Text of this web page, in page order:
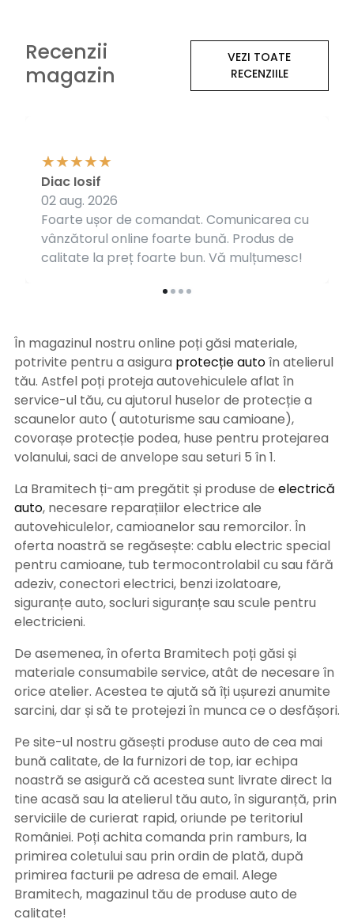
Recenzii
magazin
VEZI TOATE
RECENZIILE
Foarte ușor de comandat. Comunicarea cu
vânzătorul online foarte bună. Produs de
calitate la preț foarte bun. Vă mulțumesc!
Diac Iosif
02 aug. 2026
În magazinul nostru online poți găsi materiale,
potrivite pentru a asigura protecție autoîn atelierul
tău. Astfel poți proteja autovehiculele aflat în
service-ul tău, cu ajutorul huselor de protecție a
scaunelor auto ( autoturisme sau camioane),
covorașe protecție podea, huse pentru protejarea
volanului, saci de anvelope sau seturi 5 în 1.
La Bramitech ți-am pregătit și produse de electrică
auto, necesare reparațiilor electrice ale
autovehiculelor, camioanelor sau remorcilor. În
oferta noastră se regăsește: cablu electric special
pentru camioane, tub termocontrolabil cu sau fără
adeziv, conectori electrici, benzi izolatoare,
siguranțe auto, socluri siguranțe sau scule pentru
electricieni.
De asemenea, în oferta Bramitech poți găsi și
materiale consumabile service, atât de necesare în
orice atelier. Acestea te ajută să îți ușurezi anumite
sarcini, dar și să te protejezi în munca ce o desfășori.
Pe site-ul nostru găsești produse auto de cea mai
bună calitate, de la furnizori de top, iar echipa
noastră se asigură că acestea sunt livrate direct la
tine acasă sau la atelierul tău auto, în siguranță, prin
serviciile de curierat rapid, oriunde pe teritoriul
României. Poți achita comanda prin ramburs, la
primirea coletului sau prin ordin de plată, după
primirea facturii pe adresa de email. Alege
Bramitech, magazinul tău de produse auto de
calitate!